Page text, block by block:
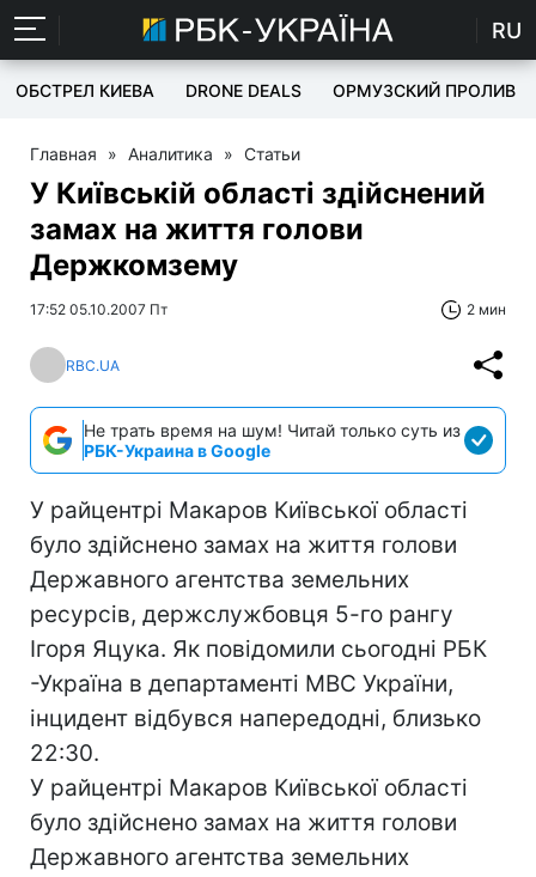
RU
ОБСТРЕЛ КИЕВА DRONE DEALS ОРМУЗСКИЙ ПРОЛИВ
Главная » Аналитика » Статьи
У Київській області здійснений
замах на життя голови
Держкомзему
17:52 05.10.2007 Пт 2 мин
RBC.UA
Не трать время на шум! Читай только суть из
РБК-Украина в Google
У райцентрі Макаров Київської області
було здійснено замах на життя голови
Державного агентства земельних
ресурсів, держслужбовця 5-го рангу
Ігоря Яцука. Як повідомили сьогодні РБК
-Україна в департаменті МВС України,
інцидент відбувся напередодні, близько
22:30.
У райцентрі Макаров Київської області
було здійснено замах на життя голови
Державного агентства земельних